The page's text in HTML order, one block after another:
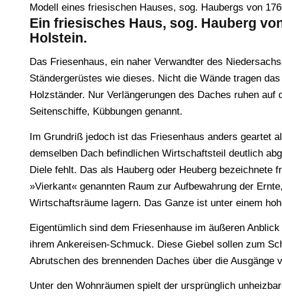
Modell eines friesischen Hauses, sog. Haubergs von
Ein friesisches Haus, sog. Hauberg
Holstein.
Das Friesenhaus, ein naher Verwandter des
Ständergerüstes wie dieses. Nicht die Wände tragen
Holzständer. Nur Verlängerungen des Daches ruhen
Seitenschiffe, Kübbungen genannt.
Im Grundriß jedoch ist das Friesenhaus anders geartet
demselben Dach befindlichen Wirtschaftsteil deutlich
Diele fehlt. Das als Hauberg oder Heuberg bezeichnete
»Vierkant« genannten Raum zur Aufbewahrung der
Wirtschaftsräume lagern. Das Ganze ist unter einem
Eigentümlich sind dem Friesenhause im äußeren
ihrem Ankereisen-Schmuck. Diese Giebel sollen zum
Abrutschen des brennenden Daches über die Ausgänge
Unter den Wohnräumen spielt der ursprünglich